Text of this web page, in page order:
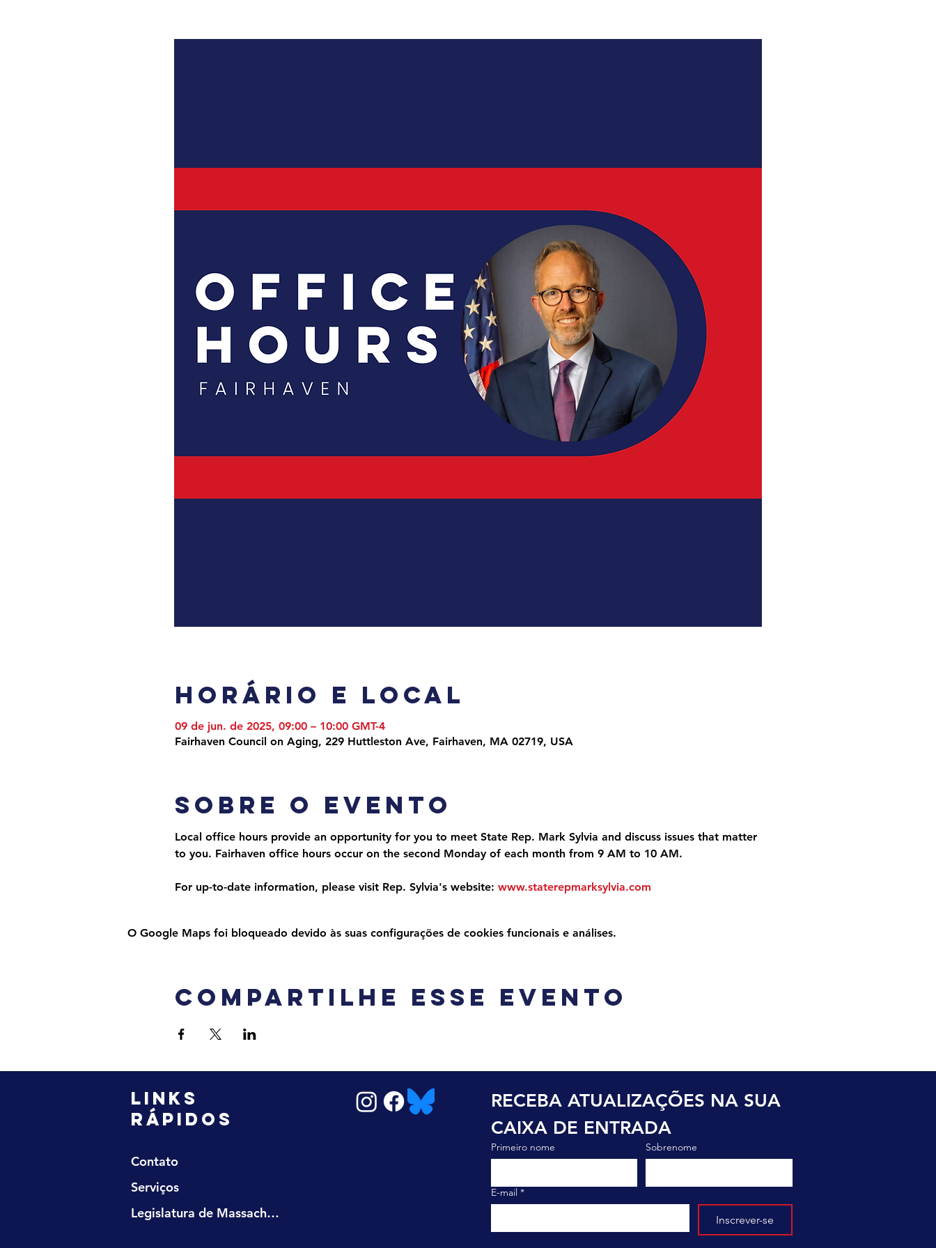
Horário e local
09 de jun. de 2025, 09:00 – 10:00 GMT-4
Fairhaven Council on Aging, 229 Huttleston Ave, Fairhaven, MA 02719, USA
Sobre o evento
Local office hours provide an opportunity for you to meet State Rep. Mark Sylvia and discuss issues that matter
to you. Fairhaven office hours occur on the second Monday of each month from 9 AM to 10 AM.
For up-to-date information, please visit Rep. Sylvia's website: www.staterepmarksylvia.com
O Google Maps foi bloqueado devido às suas configurações de cookies funcionais e análises.
Compartilhe esse evento
LINKS
RÁPIDOS
Contato
Serviços
Legislatura de Massachusetts
RECEBA ATUALIZAÇÕES NA SUA
CAIXA DE ENTRADA
Primeiro nome Sobrenome
E-mail *
Inscrever-se